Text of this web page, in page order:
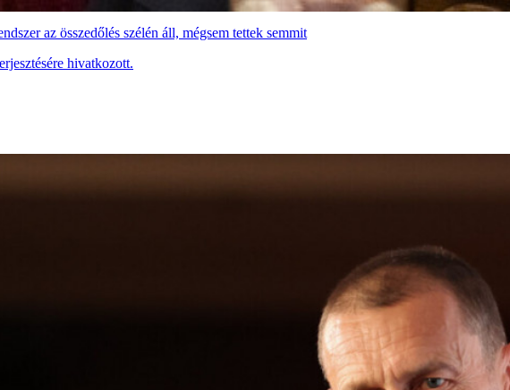
az összedőlés szélén áll, mégsem tettek semmit
hivatkozott.